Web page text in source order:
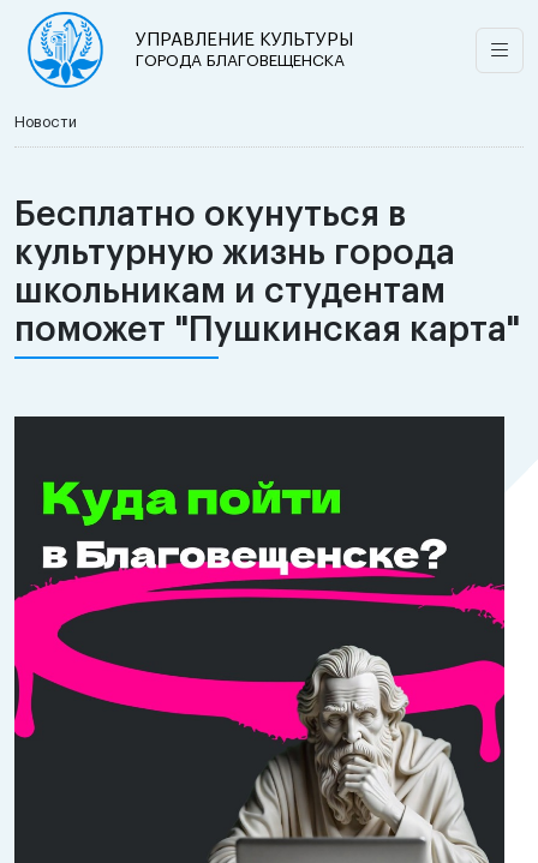
УПРАВЛЕНИЕ КУЛЬТУРЫ
ГОРОДА БЛАГОВЕЩЕНСКА
Новости
Бесплатно окунуться в
культурную жизнь города
школьникам и студентам
поможет "Пушкинская карта"